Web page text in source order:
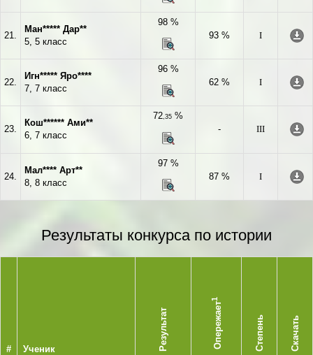
21.
Ман***** Дар**
5, 5 класс
98 %
93 %
I
22.
Игн***** Яро****
7, 7 класс
96 %
62 %
I
23.
Кош****** Ами**
6, 7 класс
72,35 %
-
III
24.
Мал**** Арт**
8, 8 класс
97 %
87 %
I
Результаты конкурса по истории
# Ученик Результат Опережает
1
Степень Скачать